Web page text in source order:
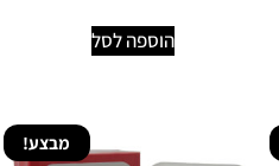
הוספה לסל
מבצע!